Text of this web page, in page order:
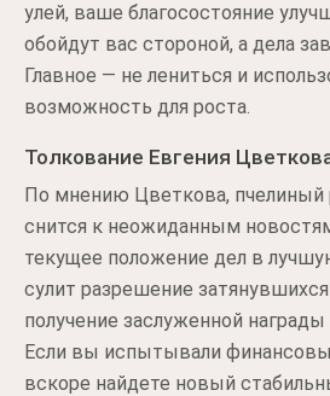
улей, ваше благосостояние
обойдут вас стороной, а дела
Главное — не лениться и
возможность для роста.
Толкование Евгения
По мнению Цветкова, пчелиный
снится к неожиданным
текущее положение дел в
сулит разрешение
получение заслуженной
Если вы испытывали
вскоре найдете новый